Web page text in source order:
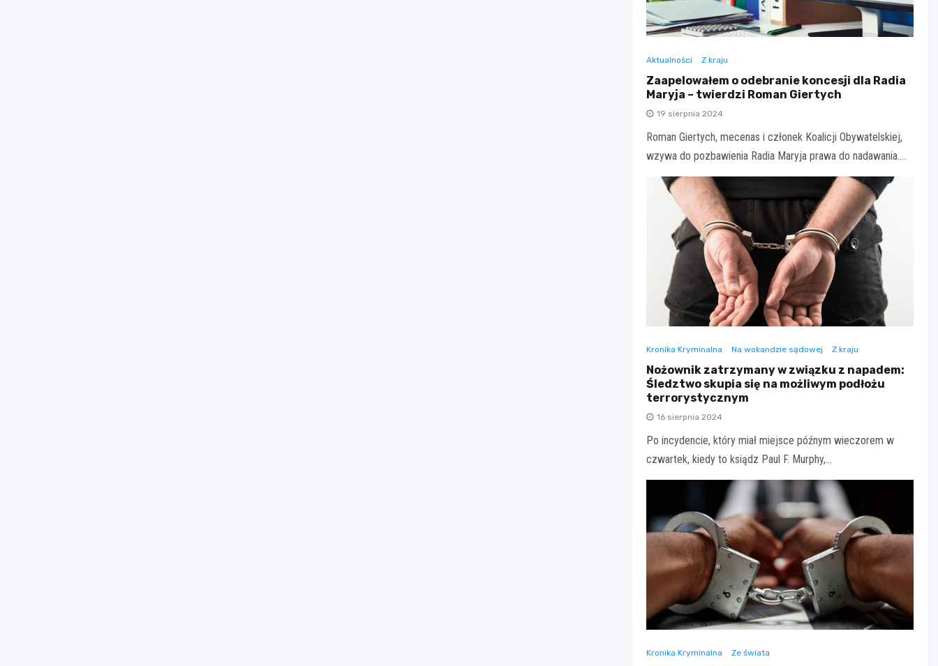
Aktualności Z kraju
Zaapelowałem o odebranie koncesji dla Radia
Maryja – twierdzi Roman Giertych
19 sierpnia 2024
Roman Giertych, mecenas i członek Koalicji Obywatelskiej,
wzywa do pozbawienia Radia Maryja prawa do nadawania.…
Kronika Kryminalna Na wokandzie sądowej Z kraju
Nożownik zatrzymany w związku z napadem:
Śledztwo skupia się na możliwym podłożu
terrorystycznym
16 sierpnia 2024
Po incydencie, który miał miejsce późnym wieczorem w
czwartek, kiedy to ksiądz Paul F. Murphy,…
Kronika Kryminalna Ze świata